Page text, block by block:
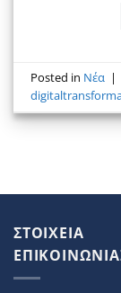
Posted in Νέα |
ΣΤΟΙΧΕΙΑ